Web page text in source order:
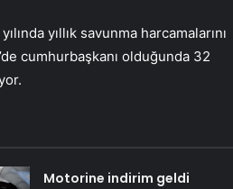
yıllık savunma harcamalarını
cumhurbaşkanı olduğunda 32
Motorine indirim geldi